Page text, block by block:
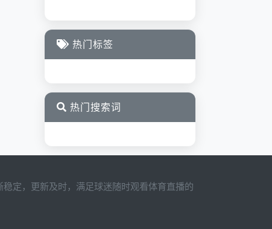
热门标签
热门搜索词
定，更新及时，满足球迷随时观看体育直播的